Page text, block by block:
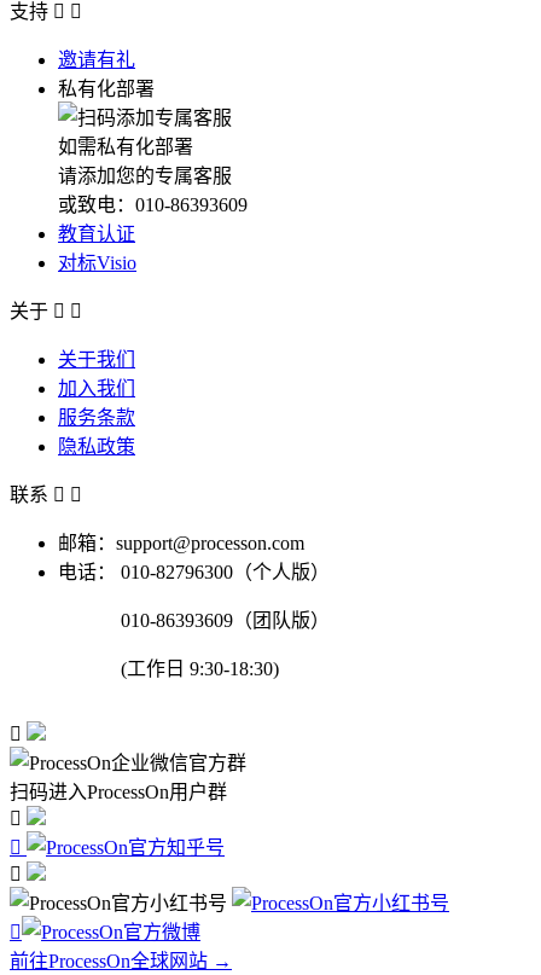
支持  
邀请有礼
私有化部署
如需私有化部署
请添加您的专属客服
或致电：010-86393609
教育认证
对标Visio
关于  
关于我们
加入我们
服务条款
隐私政策
联系  
邮箱：support@processon.com
电话：
010-82796300（个人版）
010-86393609（团队版）
(工作日 9:30-18:30)

扫码进入ProcessOn用户群




前往ProcessOn全球网站 →